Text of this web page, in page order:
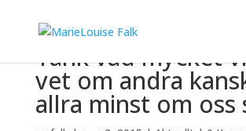
Tänk vad mycket
vet om andra
allra minst om oss